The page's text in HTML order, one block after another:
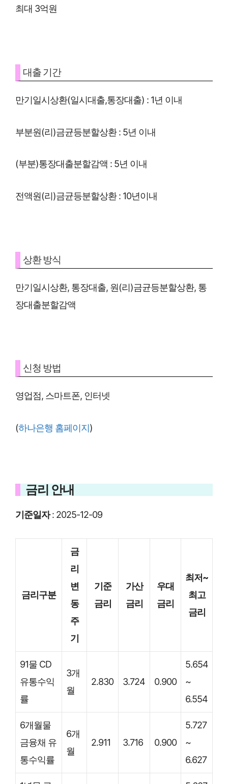
최대 3억원
대출 기간
만기일시상환(일시대출,통장대출) : 1년 이내
부분원(리)금균등분할상환 : 5년 이내
(부분)통장대출분할감액 : 5년 이내
전액원(리)금균등분할상환 : 10년이내
상환 방식
만기일시상환, 통장대출, 원(리)금균등분할상환, 통
장대출분할감액
신청 방법
영업점, 스마트폰, 인터넷
(하나은행 홈페이지)
금리 안내
기준일자: 2025-12-09
금리구분
금
리
변
동
주
기
기준
금리
가산
금리
우대
금리
최저~
최고
금리
91물 CD
유통수익
률
3개
월
2.830 3.724 0.900
5.654
~
6.554
6개월물
금융채 유
통수익률
6개
월
2.911 3.716 0.900
5.727
~
6.627